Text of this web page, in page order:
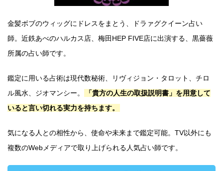
金髪ボブのウィッグにドレスをまとう、ドラァグクイーン占い
師。近鉄あべのハルカス店、梅田HEP FIVE店に出演する、黒薔薇
所属の占い師です。
鑑定に用いる占術は現代数秘術、リヴィジョン・タロット、チロ
ル風水、ジオマンシー。
「貴方の人生の取扱説明書」を用意して
いると言い切れる実力を持ちます。
気になる人との相性から、使命や未来まで鑑定可能。TV以外にも
複数のWebメディアで取り上げられる人気占い師です。